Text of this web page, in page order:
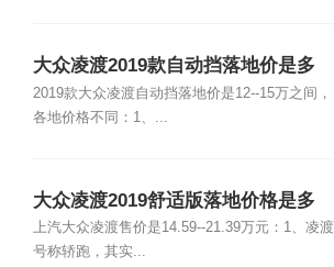
大众凌渡2019款自动挡落地价是多
少?
2019款大众凌渡自动挡落地价是12--15万之间，
各地价格不同：1、...
大众凌渡2019舒适版落地价格是多
少?
上汽大众凌渡售价是14.59--21.39万元：1、凌渡
号称轿跑，其实...